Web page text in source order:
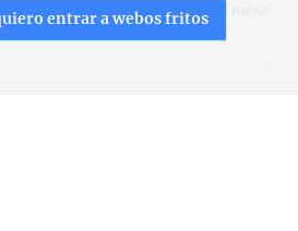
productos Trucos
Centro de mesa
entrar a webos fritos